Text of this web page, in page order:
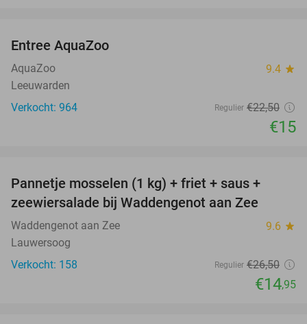
Entree AquaZoo
AquaZoo 9.4 star
Leeuwarden
Verkocht: 964
Regulier €22,50
€15
Pannetje mosselen (1 kg) + friet + saus +
zeewiersalade bij Waddengenot aan Zee
Waddengenot aan Zee 9.6 star
Lauwersoog
Verkocht: 158
Regulier €26,50
€14,95